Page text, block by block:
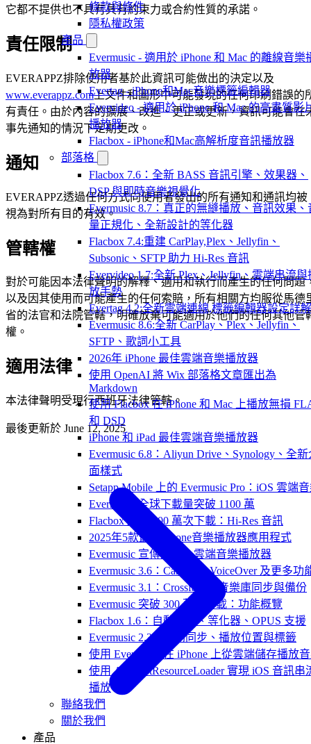
條款與條件
隱私權政策
產品
Evermusic - 適用於 iPhone 和 Mac 的離線音樂
放器
Evertag - iPhone和Mac音樂標籤編輯器
Evervideo - 適用於 iPhone 和 Mac 的高畫質影
播放器
Flacbox - iPhone和Mac高解析度音訊播放器
部落格
Flacbox 7.6：全新 BASS 音訊引擎、效果器、
DSP 與即時音樂視覺化
Evermusic 8.7：真正的無縫播放、音訊效果、
量正規化、全新設計的等化器
Flacbox 7.4:重建 CarPlay,Plex、Jellyfin、
Subsonic、SFTP 助力 Hi-Res 音訊
Evervideo 1.7:全新 Plex、Jellyfin、雲端串流與
放手勢
Evertag 4.2:全新雲端連線,標籤編輯器設定詳解
Evermusic 8.6:全新 CarPlay、Plex、Jellyfin、
SFTP、歌詞小工具
2026年 iPhone 最佳雲端音樂播放器
使用 OpenAI 將 Wix 部落格文章匯出為
Markdown
使用 Flacbox 在 iPhone 和 Mac 上播放無損
和 DSD
iPhone 和 iPad 最佳雲端音樂播放器
Evermusic 6.8：Aliyun Drive、Synology、全新
面樣式
Setapp Mobile 上的 Evermusic Pro：iOS 雲端
Evermusic 全球下載量突破 1100 萬
Flacbox 達到 100 萬次下載：Hi-Res 音訊
2025年5款最佳iPhone音樂播放器應用程式
Evermusic 宣傳影片：雲端音樂播放器
Evermusic 3.6：CarPlay、VoiceOver 及更多功
Evermusic 3.1：Crossfade、音樂庫同步與備份
Evermusic 突破 300 萬次下載：功能概覽
Flacbox 1.6：自動同步、等化器、OPUS 支援
Evermusic 2.3：自動同步、播放位置與標籤
使用 Evermusic 在 iPhone 上從雲端儲存播放
使用 AVAssetResourceLoader 實現 iOS 音訊串
播放
聯絡我們
關於我們
產品
它都不提供也不具有具有約束力或合約性質的承諾。
責任限制
EVERAPPZ排除使用者基於此資訊可能做出的決定以及
www.everappz.com上文件和圖形中可能發現的任何印刷錯誤的
有責任。由於內容的擴展、改進、更正或更新，資訊可能會在
事先通知的情況下定期更改。
通知
EVERAPPZ透過任何方式向使用者發出的所有通知和通訊均被
視為對所有目的有效。
管轄權
對於可能因本法律聲明的解釋、適用和執行而產生的任何問題
以及因其使用而可能產生的任何索賠，所有相關方均服從馬德
省的法官和法院管轄，明確放棄可能適用於他們的任何其他管
權。
適用法律
本法律聲明受現行西班牙法律管轄。
最後更新於 June 12, 2025